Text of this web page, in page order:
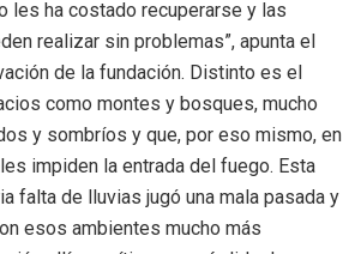
les ha costado recuperarse y las
realizar sin problemas”, apunta el
de la fundación. Distinto es el
como montes y bosques, mucho
y sombríos y que, por eso mismo, en
impiden la entrada del fuego. Esta
falta de lluvias jugó una mala pasada y
esos ambientes mucho más